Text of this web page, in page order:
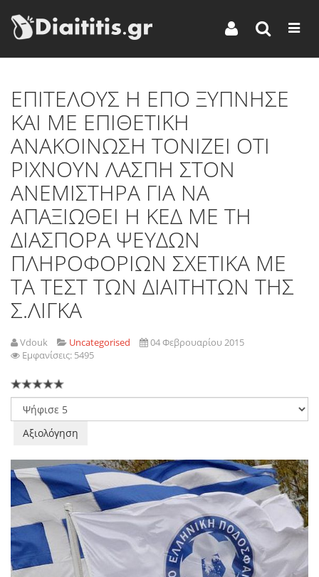
ΕΠΙΤΕΛΟΥΣ Η ΕΠΟ ΞΥΠΝΗΣΕ
ΚΑΙ ΜΕ ΕΠΙΘΕΤΙΚΗ
ΑΝΑΚΟΙΝΩΣΗ ΤΟΝΙΖΕΙ ΟΤΙ
ΡΙΧΝΟΥΝ ΛΑΣΠΗ ΣΤΟΝ
ΑΝΕΜΙΣΤΗΡΑ ΓΙΑ ΝΑ
ΑΠΑΞΙΩΘΕΙ Η ΚΕΔ ΜΕ ΤΗ
ΔΙΑΣΠΟΡΑ ΨΕΥΔΩΝ
ΠΛΗΡΟΦΟΡΙΩΝ ΣΧΕΤΙΚΑ ΜΕ
ΤΑ ΤΕΣΤ ΤΩΝ ΔΙΑΙΤΗΤΩΝ ΤΗΣ
Σ.ΛΙΓΚΑ
Vdouk Uncategorised
04 Φεβρουαρίου 2015
Εμφανίσεις: 5495
Παρακαλώ
αξιολογήστε